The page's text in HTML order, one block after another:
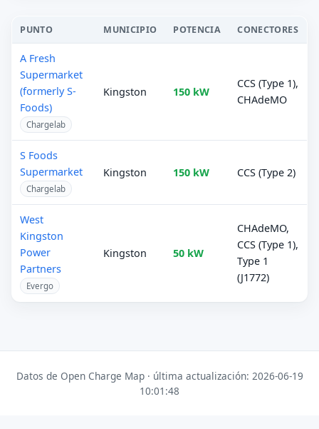
PUNTO MUNICIPIO POTENCIA CONECTORES
A Fresh
Supermarket
(formerly S-
Foods)
Chargelab
Kingston 150 kW
CCS (Type 1),
CHAdeMO
S Foods
Supermarket
Chargelab
Kingston 150 kW CCS (Type 2)
West
Kingston
Power
Partners
Evergo
Kingston 50 kW
CHAdeMO,
CCS (Type 1),
Type 1
(J1772)
Datos de Open Charge Map · última actualización: 2026-06-19
10:01:48